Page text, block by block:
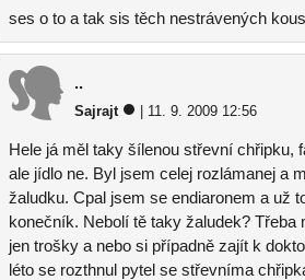
ses o to a tak sis těch nestrávených
..
Sajrajt | 11. 9. 2009 12:56
Hele já měl taky šílenou střevní chřipku,
ale jídlo ne. Byl jsem celej rozlámanej a
žaludku. Cpal jsem se endiaronem a už
konečník. Nebolí tě taky žaludek?
jen trošky a nebo si případně zajít k
léto se rozthnul pytel se střevníma